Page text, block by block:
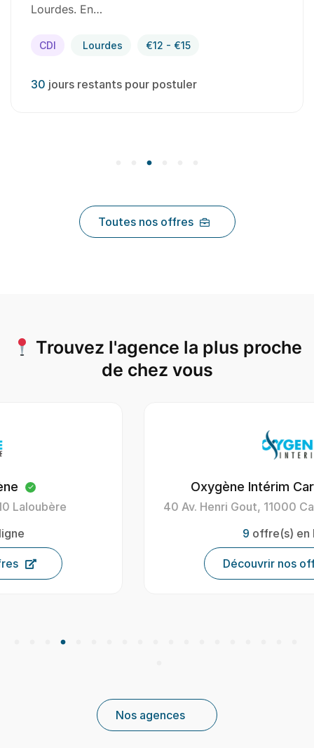
Lourdes. En…
CDI Lourdes €12 - €15
30 jours restants pour postuler
Toutes nos offres
Trouvez l'agence la plus proche
de chez vous
Oxygène Intérim Carcassonne
40 Av. Henri Gout, 11000 Carcassonne, France
Nos agences